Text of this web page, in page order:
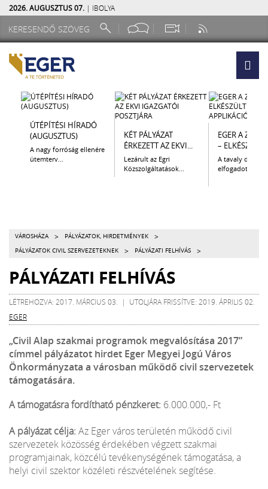
2026. AUGUSZTUS 07. | IBOLYA
ÚTÉPÍTÉSI HÍRADÓ
(AUGUSZTUS)
A nagy forróság ellenére
ütemterv...
KÉT PÁLYÁZAT
ÉRKEZETT AZ EKVI...
Lezárult az Egri
Közszolgáltatások...
EGER A
– ELKÉSZÜLT
A tavaly
elfogadott
VÁROSHÁZA > PÁLYÁZATOK, HIRDETMÉNYEK >
PÁLYÁZATOK CIVIL SZERVEZETEKNEK > PÁLYÁZATI FELHÍVÁS >
PÁLYÁZATI FELHÍVÁS
LÉTREHOZVA: 2017. MÁRCIUS 03. | UTOLJÁRA FRISSÍTVE: 2019. ÁPRILIS 02.
EGER
„Civil Alap szakmai programok megvalósítása 2017”
címmel pályázatot hirdet Eger Megyei Jogú Város
Önkormányzata a városban működő civil szervezetek
támogatására.
A támogatásra fordítható pénzkeret: 6.000.000,- Ft
A pályázat célja: Az Eger város területén működő civil
szervezetek közösség érdekében végzett szakmai
programjainak, közcélú tevékenységének támogatása, a
helyi civil szektor közéleti részvételének segítése.